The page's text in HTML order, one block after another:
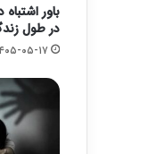
باور
در طول
۱۴۰۵-۰۵-